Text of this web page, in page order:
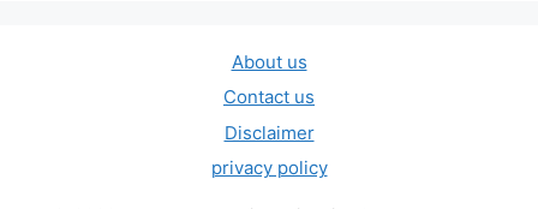
About us
Contact us
Disclaimer
privacy policy